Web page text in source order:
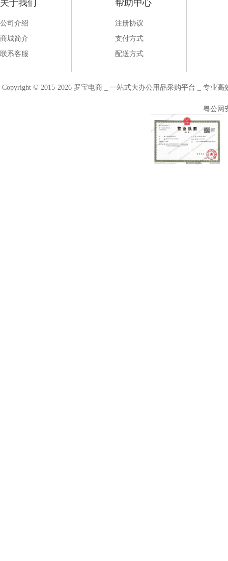
关于我们
公司介绍
商城简介
联系客服
帮助中心
注册协议
支付方式
配送方式
Copyright © 2015-2026 罗宝电商 _ 一站式大办公用品采购平台 _ 专业
粤公网